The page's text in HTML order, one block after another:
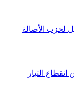
لحزب الأصالة
التيار